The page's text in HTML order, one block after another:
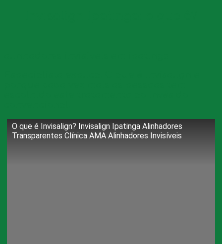
O que é Invisalign? Invisalign Ipatinga Alinhadores
Transparentes Clínica AMA Alinhadores Invisíveis